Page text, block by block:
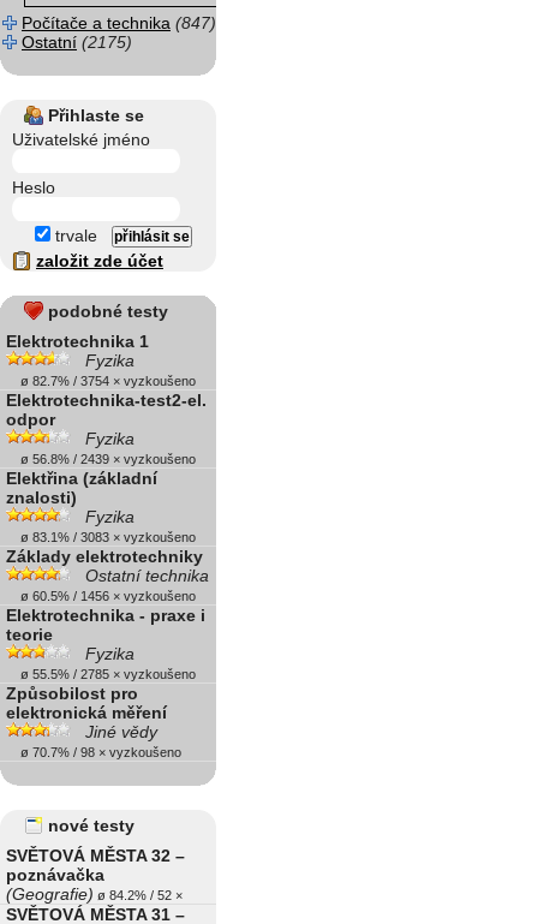
Počítače a technika (847)
Ostatní (2175)
Přihlaste se
Uživatelské jméno
Heslo
trvale
založit zde účet
podobné testy
Elektrotechnika 1
Fyzika
ø 82.7% / 3754 × vyzkoušeno
Elektrotechnika-test2-el.
odpor
Fyzika
ø 56.8% / 2439 × vyzkoušeno
Elektřina (základní
znalosti)
Fyzika
ø 83.1% / 3083 × vyzkoušeno
Základy elektrotechniky
Ostatní technika
ø 60.5% / 1456 × vyzkoušeno
Elektrotechnika - praxe i
teorie
Fyzika
ø 55.5% / 2785 × vyzkoušeno
Způsobilost pro
elektronická měření
Jiné vědy
ø 70.7% / 98 × vyzkoušeno
nové testy
SVĚTOVÁ MĚSTA 32 –
poznávačka
(Geografie) ø 84.2% / 52 ×
SVĚTOVÁ MĚSTA 31 –